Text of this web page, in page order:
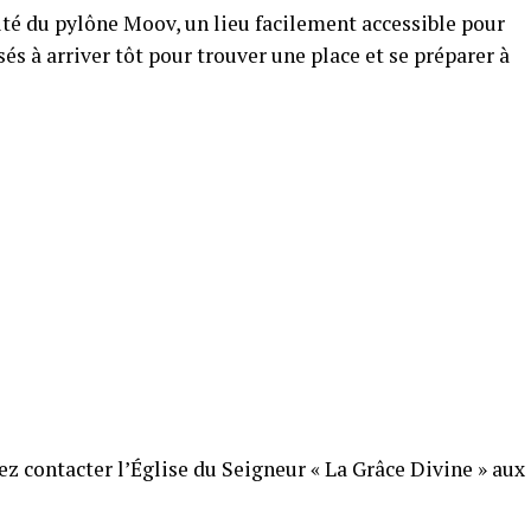
du pylône Moov, un lieu facilement accessible pour
à arriver tôt pour trouver une place et se préparer à
l’Église du Seigneur « La Grâce Divine » aux